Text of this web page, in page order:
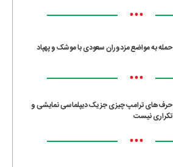
•••
حمله به مواضع مزدوران سعودی با موشک و پهپاد
•••
حرف‌های ترامپ چیزی جز یک دیپلماسی نمایشی و
تکراری نیست
•••